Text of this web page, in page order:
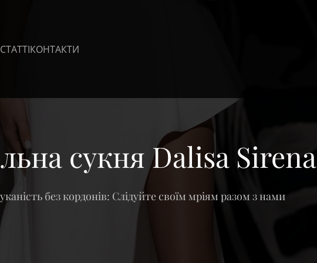
СТАТТІКОНТАКТИ
сукня Dalisa Sirena
без кордонів: Слідуйте своїм мріям разом з нами